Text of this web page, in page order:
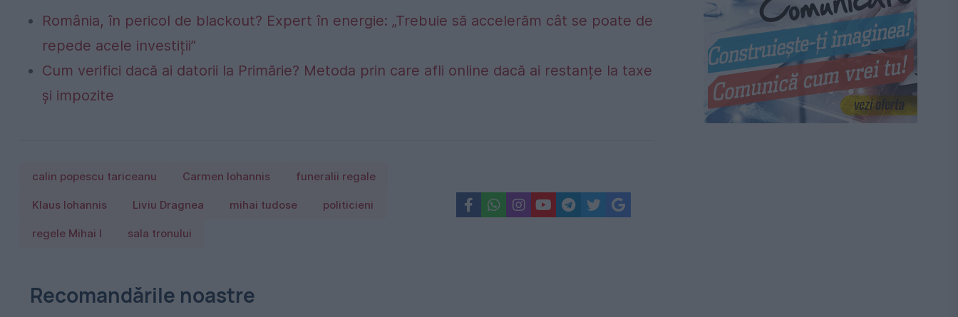
România, în pericol de blackout? Expert în energie: „Trebuie să accelerăm cât se poate de
repede acele investiții”
Cum verifici dacă ai datorii la Primărie? Metoda prin care afli online dacă ai restanțe la taxe
și impozite
calin popescu tariceanu Carmen Iohannis funeralii regale
Klaus Iohannis Liviu Dragnea mihai tudose politicieni
regele Mihai I sala tronului
Recomandările noastre